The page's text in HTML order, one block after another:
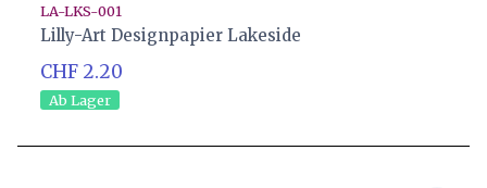
LA-LKS-001
Lilly-Art Designpapier Lakeside
CHF 2.20
Ab Lager